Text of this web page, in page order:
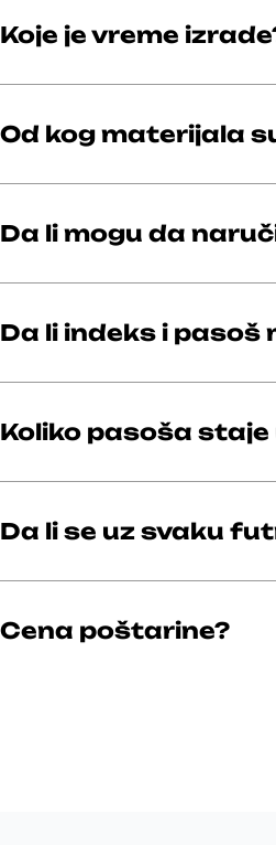
Koje je vreme
Od kog materijala
Da li mogu da
Da li indeks i
Koliko pasoša
Da li se uz svaku
Cena poštarine?